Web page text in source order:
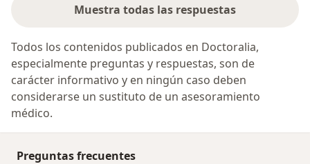
Muestra todas las respuestas
Todos los contenidos publicados en Doctoralia,
especialmente preguntas y respuestas, son de
carácter informativo y en ningún caso deben
considerarse un sustituto de un asesoramiento
médico.
Preguntas frecuentes